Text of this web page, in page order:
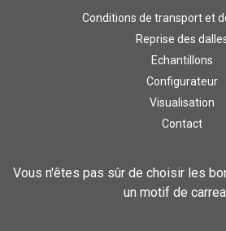
Conditions de transport et
Reprise des
Echantillons
Configurateur
Visualisation
Contact
Vous n'êtes pas sûr de choisir les
un motif de